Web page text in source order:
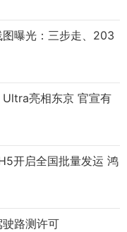
曝光：三步走、203
Ultra亮相东京 官宣有
开启全国批量发运 鸿
路测许可